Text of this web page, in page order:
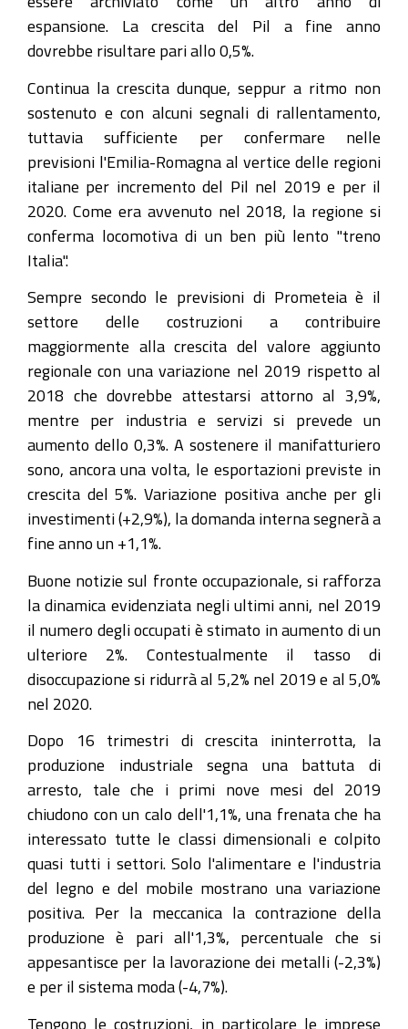
espansione. La crescita del Pil a fine anno
dovrebbe risultare pari allo 0,5%.
Continua la crescita dunque, seppur a ritmo non
sostenuto e con alcuni segnali di rallentamento,
tuttavia sufficiente per confermare nelle
previsioni l'Emilia-Romagna al vertice delle regioni
italiane per incremento del Pil nel 2019 e per il
2020. Come era avvenuto nel 2018, la regione si
conferma locomotiva di un ben più lento "treno
Italia".
Sempre secondo le previsioni di Prometeia è il
settore delle costruzioni a contribuire
maggiormente alla crescita del valore aggiunto
regionale con una variazione nel 2019 rispetto al
2018 che dovrebbe attestarsi attorno al 3,9%,
mentre per industria e servizi si prevede un
aumento dello 0,3%. A sostenere il manifatturiero
sono, ancora una volta, le esportazioni previste in
crescita del 5%. Variazione positiva anche per gli
investimenti (+2,9%), la domanda interna segnerà a
fine anno un +1,1%.
Buone notizie sul fronte occupazionale, si rafforza
la dinamica evidenziata negli ultimi anni, nel 2019
il numero degli occupati è stimato in aumento di un
ulteriore 2%. Contestualmente il tasso di
disoccupazione si ridurrà al 5,2% nel 2019 e al 5,0%
nel 2020.
Dopo 16 trimestri di crescita ininterrotta, la
produzione industriale segna una battuta di
arresto, tale che i primi nove mesi del 2019
chiudono con un calo dell'1,1%, una frenata che ha
interessato tutte le classi dimensionali e colpito
quasi tutti i settori. Solo l'alimentare e l'industria
del legno e del mobile mostrano una variazione
positiva. Per la meccanica la contrazione della
produzione è pari all'1,3%, percentuale che si
appesantisce per la lavorazione dei metalli (-2,3%)
e per il sistema moda (-4,7%).
Tengono le costruzioni, in particolare le imprese